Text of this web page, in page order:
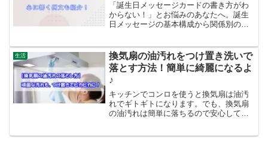
「誕生日メッセージカードの書き方がわ
からない！」とお悩みのあなたへ。誕生
日メッセージの基本構成から関係別の例
しく解説します。誰でも簡単に心のこも
ったメッセージが書けるようになります
よ。
生活
換気扇の油汚れをつけ置き洗いで
落とす方法！簡単に綺麗になるよ
♪
キッチンでコンロを使うと換気扇は油汚
れでギトギトになります。でも、換気扇
の油汚れは簡単に落ちるので安心してく